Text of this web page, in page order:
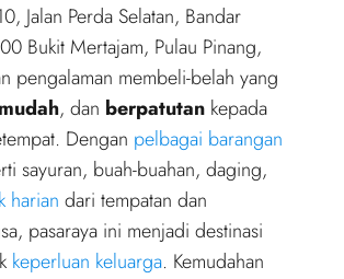
Jalan Perda Selatan, Bandar
Bukit Mertajam, Pulau Pinang,
pengalaman membeli-belah yang
mudah, dan berpatutan kepada
Dengan pelbagai barangan
sayuran, buah-buahan, daging,
harian dari tempatan dan
pasaraya ini menjadi destinasi
keperluan keluarga. Kemudahan